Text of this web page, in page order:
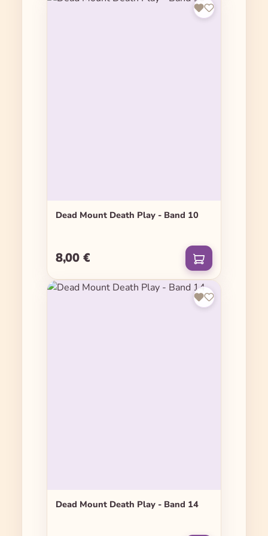
Dead Mount Death Play - Band 10
Regulärer Preis:
8,00 €
Dead Mount Death Play - Band 14